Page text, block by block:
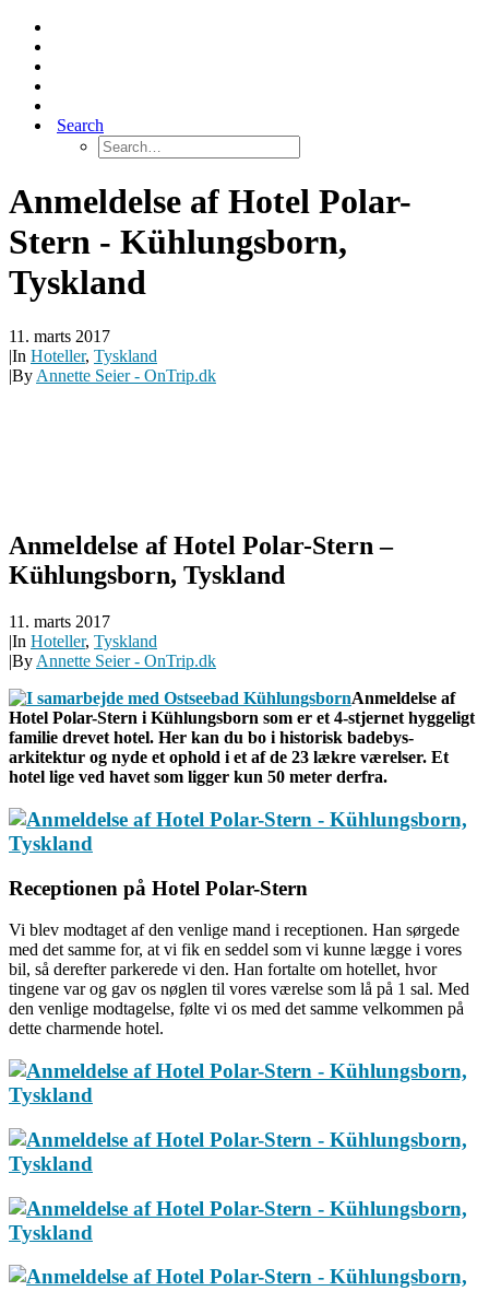
Search
Anmeldelse af Hotel Polar-
Stern - Kühlungsborn,
Tyskland
11. marts 2017
|In Hoteller, Tyskland
|By Annette Seier - OnTrip.dk
Anmeldelse af Hotel Polar-Stern –
Kühlungsborn, Tyskland
11. marts 2017
|In Hoteller, Tyskland
|By Annette Seier - OnTrip.dk
Anmeldelse af
Hotel Polar-Stern i Kühlungsborn som er et 4-stjernet hyggeligt
familie drevet hotel. Her kan du bo i historisk badebys-
arkitektur og nyde et ophold i et af de 23 lækre værelser. Et
hotel lige ved havet som ligger kun 50 meter derfra.
Receptionen på Hotel Polar-Stern
Vi blev modtaget af den venlige mand i receptionen. Han sørgede
med det samme for, at vi fik en seddel som vi kunne lægge i vores
bil, så derefter parkerede vi den. Han fortalte om hotellet, hvor
tingene var og gav os nøglen til vores værelse som lå på 1 sal. Med
den venlige modtagelse, følte vi os med det samme velkommen på
dette charmende hotel.